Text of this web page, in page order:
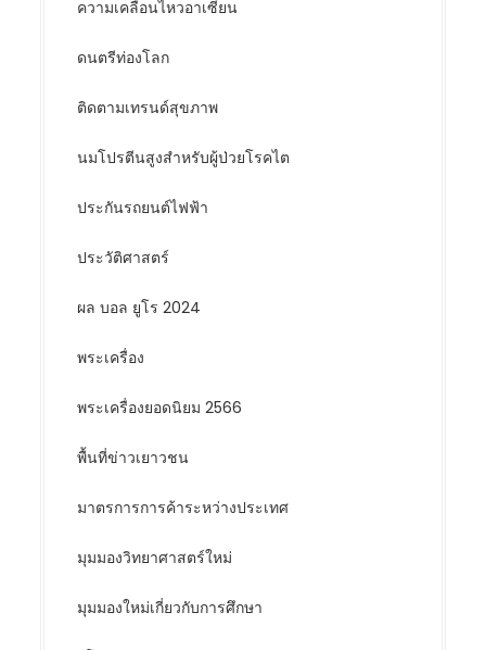
ความเคลื่อนไหวอาเซียน
ดนตรีท่องโลก
ติดตามเทรนด์สุขภาพ
นมโปรตีนสูงสำหรับผู้ป่วยโรคไต
ประกันรถยนต์ไฟฟ้า
ประวัติศาสตร์
ผล บอล ยูโร 2024
พระเครื่อง
พระเครื่องยอดนิยม 2566
พื้นที่ข่าวเยาวชน
มาตรการการค้าระหว่างประเทศ
มุมมองวิทยาศาสตร์ใหม่
มุมมองใหม่เกี่ยวกับการศึกษา